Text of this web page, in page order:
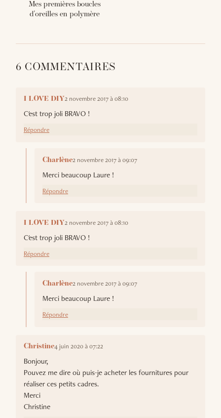
Mes premières boucles
d'oreilles en polymère
6 COMMENTAIRES
I LOVE DIY2 novembre 2017 à 08:10
C'est trop joli BRAVO !
Répondre
Charlène2 novembre 2017 à 09:07
Merci beaucoup Laure !
Répondre
I LOVE DIY2 novembre 2017 à 08:10
C'est trop joli BRAVO !
Répondre
Charlène2 novembre 2017 à 09:07
Merci beaucoup Laure !
Répondre
Christine4 juin 2020 à 07:22
Bonjour,
Pouvez me dire où puis-je acheter les fournitures pour
réaliser ces petits cadres.
Merci
Christine